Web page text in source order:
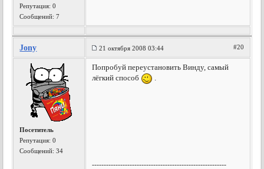
Репутация:0
Сообщений: 7
Jony 21 октября 2008 03:44 #20
Посетитель
Репутация:0
Сообщений: 34
Попробуй переустановить Винду, самый
лёгкий способ
.
---------------------------------------------------------